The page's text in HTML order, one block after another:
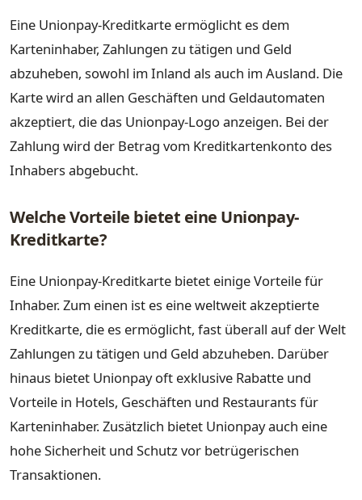
Eine Unionpay-Kreditkarte ermöglicht es dem
Karteninhaber, Zahlungen zu tätigen und Geld
abzuheben, sowohl im Inland als auch im Ausland. Die
Karte wird an allen Geschäften und Geldautomaten
akzeptiert, die das Unionpay-Logo anzeigen. Bei der
Zahlung wird der Betrag vom Kreditkartenkonto des
Inhabers abgebucht.
Welche Vorteile bietet eine Unionpay-
Kreditkarte?
Eine Unionpay-Kreditkarte bietet einige Vorteile für
Inhaber. Zum einen ist es eine weltweit akzeptierte
Kreditkarte, die es ermöglicht, fast überall auf der Welt
Zahlungen zu tätigen und Geld abzuheben. Darüber
hinaus bietet Unionpay oft exklusive Rabatte und
Vorteile in Hotels, Geschäften und Restaurants für
Karteninhaber. Zusätzlich bietet Unionpay auch eine
hohe Sicherheit und Schutz vor betrügerischen
Transaktionen.